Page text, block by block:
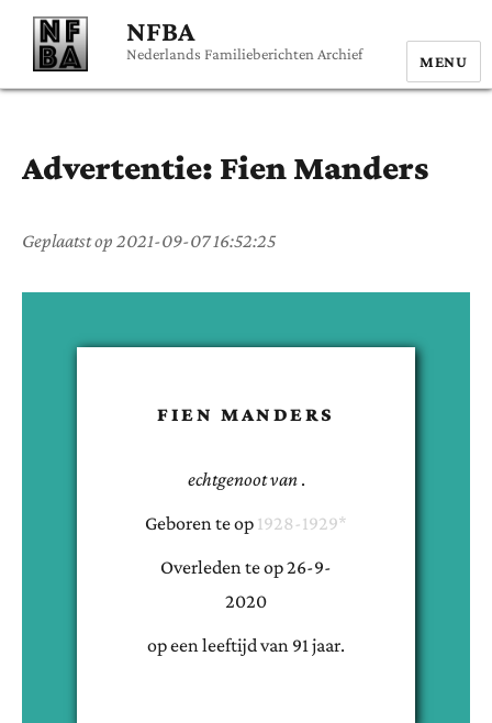
NFBA
Nederlands Familieberichten Archief MENU
Advertentie: Fien Manders
Geplaatst op 2021-09-07 16:52:25
FIEN MANDERS
echtgenoot van .
Geboren teop 1928-1929*
Overleden teop26-9-
2020
op een leeftijd van 91 jaar.